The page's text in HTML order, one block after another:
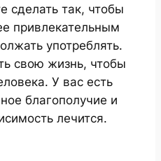
сделать так, чтобы
привлекательным
употреблять.
свою жизнь, чтобы
У вас есть
благополучие и
лечится.